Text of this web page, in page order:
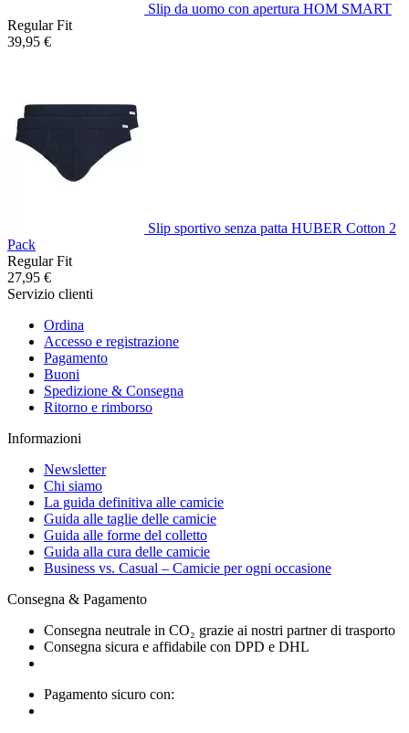
Slip da uomo con apertura HOM SMART
Regular Fit
39,95 €
Slip sportivo senza patta HUBER Cotton 2
Pack
Regular Fit
27,95 €
Servizio clienti
Ordina
Accesso e registrazione
Pagamento
Buoni
Spedizione & Consegna
Ritorno e rimborso
Informazioni
Newsletter
Chi siamo
La guida definitiva alle camicie
Guida alle taglie delle camicie
Guida alle forme del colletto
Guida alla cura delle camicie
Business vs. Casual – Camicie per ogni occasione
Consegna & Pagamento
Consegna neutrale in CO₂ grazie ai nostri partner di trasporto
Consegna sicura e affidabile con DPD e DHL
Pagamento sicuro con: